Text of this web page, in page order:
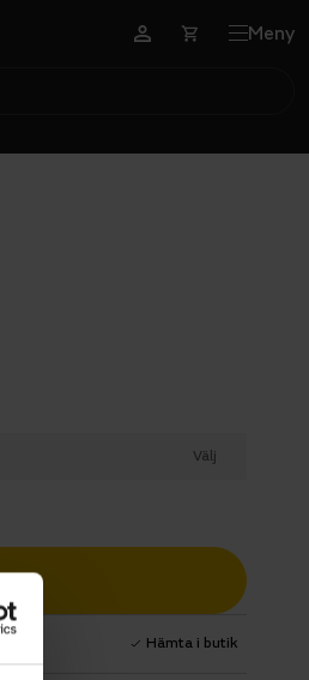
Meny
Välj
Hämta i butik